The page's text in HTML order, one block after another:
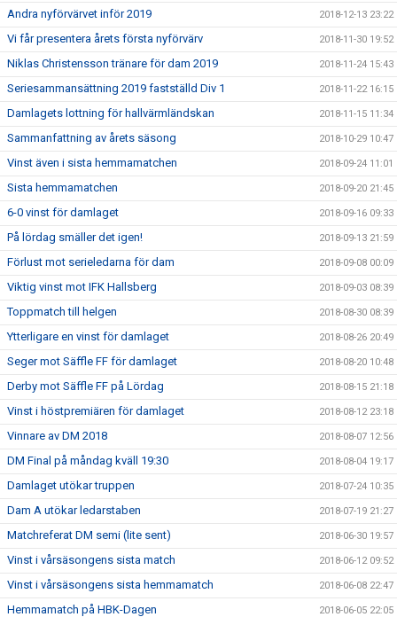
Andra nyförvärvet inför 2019 2018-12-13 23:22
Vi får presentera årets första nyförvärv 2018-11-30 19:52
Niklas Christensson tränare för dam 2019 2018-11-24 15:43
Seriesammansättning 2019 fastställd Div 1 2018-11-22 16:15
Damlagets lottning för hallvärmländskan 2018-11-15 11:34
Sammanfattning av årets säsong 2018-10-29 10:47
Vinst även i sista hemmamatchen 2018-09-24 11:01
Sista hemmamatchen 2018-09-20 21:45
6-0 vinst för damlaget 2018-09-16 09:33
På lördag smäller det igen! 2018-09-13 21:59
Förlust mot serieledarna för dam 2018-09-08 00:09
Viktig vinst mot IFK Hallsberg 2018-09-03 08:39
Toppmatch till helgen 2018-08-30 08:39
Ytterligare en vinst för damlaget 2018-08-26 20:49
Seger mot Säffle FF för damlaget 2018-08-20 10:48
Derby mot Säffle FF på Lördag 2018-08-15 21:18
Vinst i höstpremiären för damlaget 2018-08-12 23:18
Vinnare av DM 2018 2018-08-07 12:56
DM Final på måndag kväll 19:30 2018-08-04 19:17
Damlaget utökar truppen 2018-07-24 10:35
Dam A utökar ledarstaben 2018-07-19 21:27
Matchreferat DM semi (lite sent) 2018-06-30 19:57
Vinst i vårsäsongens sista match 2018-06-12 09:52
Vinst i vårsäsongens sista hemmamatch 2018-06-08 22:47
Hemmamatch på HBK-Dagen 2018-06-05 22:05